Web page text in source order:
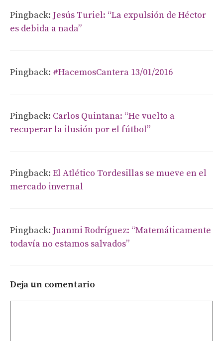
Pingback: Jesús Turiel: “La expulsión de Héctor
es debida a nada”
Pingback: #HacemosCantera 13/01/2016
Pingback: Carlos Quintana: “He vuelto a
recuperar la ilusión por el fútbol”
Pingback: El Atlético Tordesillas se mueve en el
mercado invernal
Pingback: Juanmi Rodríguez: “Matemáticamente
todavía no estamos salvados”
Deja un comentario